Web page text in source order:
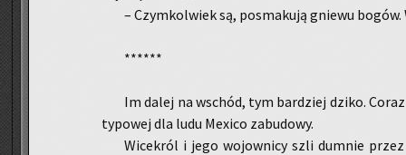
– Czym­kol­wiek są, po­sma­ku­ją gnie­wu
******
Im dalej na wschód, tym bar­dziej dziko.
ty­po­wej dla ludu Me­xi­co za­bu­do­wy.
Wi­ce­król i jego wo­jow­ni­cy szli dum­nie